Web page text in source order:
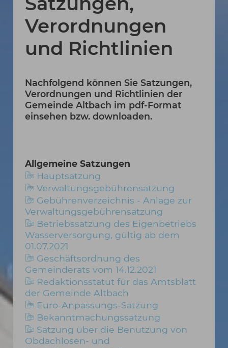
Verordnungen
und Richtlinien
Nachfolgend können Sie Satzungen,
Verordnungen und Richtlinien der
Gemeinde Altbach im pdf-Format
einsehen bzw. downloaden.
Allgemeine Satzungen
Hauptsatzung
Verwaltungsgebührensatzung
Gebührenverzeichnis - Anlage zur
Verwaltungsgebührensatzung
Betriebssatzung des Eigenbetriebs
Wasserversorgung, gültig ab dem
01.07.2021
Geschäftsordnung des
Gemeinderats vom 14.12.2021
Redaktionsstatut für das Amtsblatt
der Gemeinde Altbach
Euro-Anpassungs-Satzung
Bekanntmachungssatzung
Satzung über die Benutzung von
Obdachlosen- und